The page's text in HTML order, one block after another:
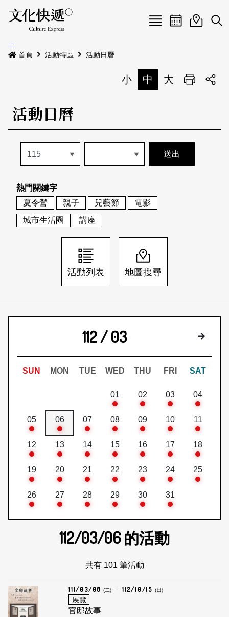
Menu
最新公告
本期專題
歷史專題
活動特區
活動列表
地圖搜尋
關於我們
關於我們
刊物索取地點
會員基本資料
刊登活動
網站導覽 English
日本語 登入/註冊
活動日曆活動地圖
展
:::
首頁
活動特區 活動日曆
小 中 大 列印
活動日曆
熱門關鍵字
夏令營
親子 兒藝節
電影
城市生活圈
講座
活動列表 地圖搜尋
112 / 03 下個月
SUN MON TUE WED THU FRI SAT
01 02 03 04
05 06 07 08 09 10 11
12 13 14 15 16 17 18
19 20 21 22 23 24 25
26 27 28 29 30 31
112/03/06的活動
共有 101 筆活動
111/03/08 (二) 112/10/15 (日)
展覽
官邸故事